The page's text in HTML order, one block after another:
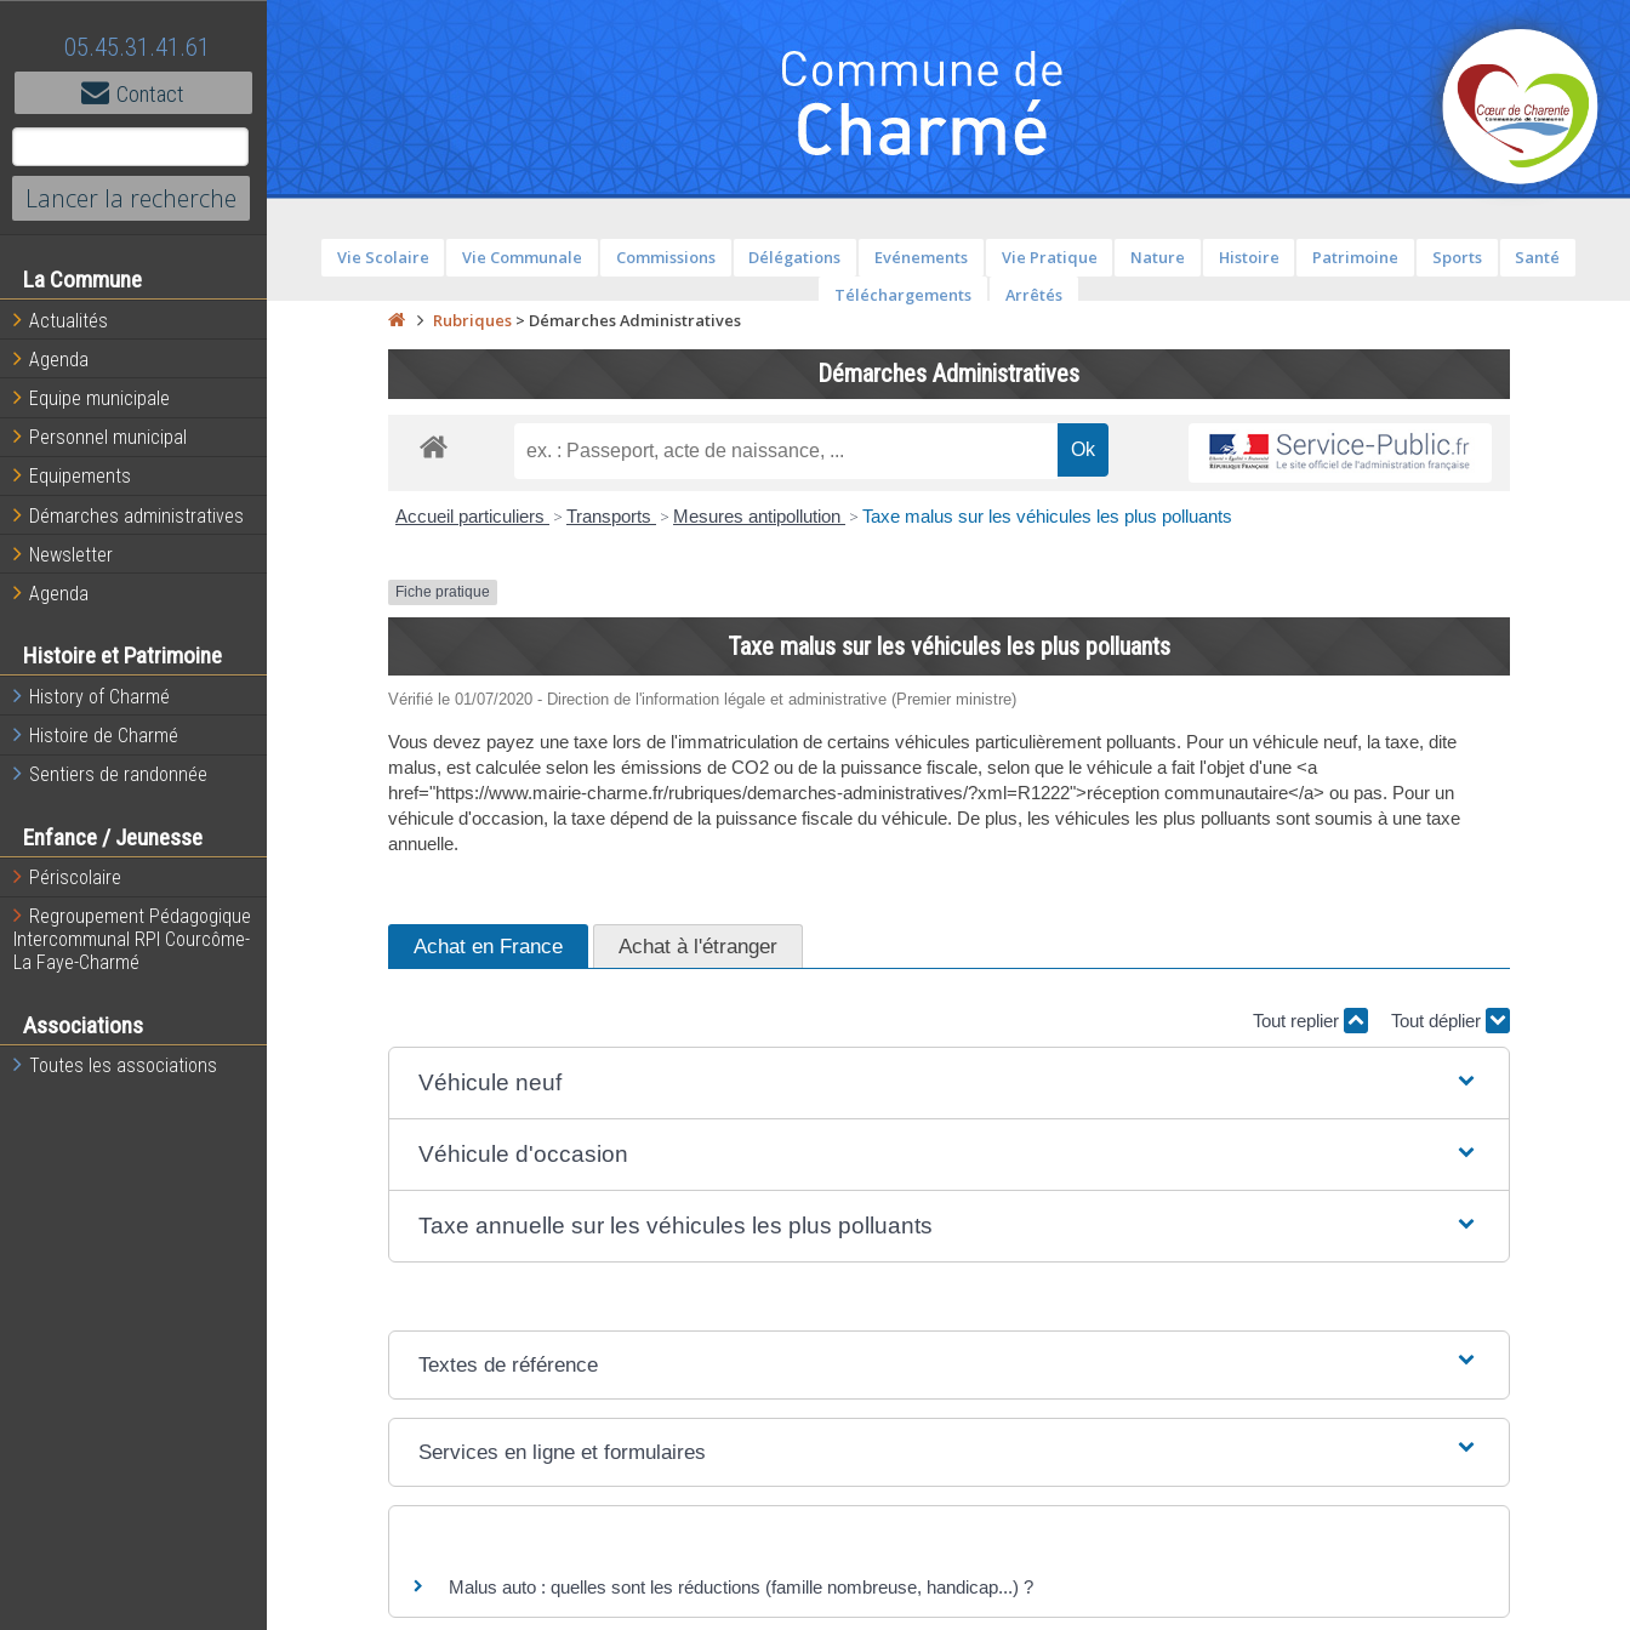
05.45.31.41.61
Contact
La Commune
Actualités
Agenda
Equipe municipale
Personnel municipal
Equipements
Démarches administratives
Newsletter
Agenda
Histoire et Patrimoine
History of Charmé
Histoire de Charmé
Sentiers de randonnée
Enfance / Jeunesse
Périscolaire
Regroupement Pédagogique
Intercommunal RPI Courcôme-
La Faye-Charmé
Associations
Toutes les associations
Vie Scolaire Vie Communale Commissions Délégations Evénements Vie Pratique Nature Histoire Patrimoine Sports
Santé
Téléchargements
Arrêtés
Rubriques> Démarches Administratives
Démarches Administratives
Accueil particuliers > Transports > Mesures antipollution > Taxe malus sur les véhicules les plus polluants
Fiche pratique
Taxe malus sur les véhicules les plus polluants
Vérifié le 01/07/2020 - Direction de l'information légale et administrative (Premier ministre)
Vous devez payez une taxe lors de l'immatriculation de certains véhicules particulièrement polluants. Pour un véhicule neuf, la taxe, dite
malus, est calculée selon les émissions de CO2 ou de la puissance fiscale, selon que le véhicule a fait l'objet d'une <a
href="https://www.mairie-charme.fr/rubriques/demarches-administratives/?xml=R1222">réception communautaire</a> ou pas. Pour un
véhicule d'occasion, la taxe dépend de la puissance fiscale du véhicule. De plus, les véhicules les plus polluants sont soumis à une taxe
annuelle.
Achat en France Achat à l'étranger
Tout replier Tout déplier
Véhicule neuf
Véhicule d'occasion
Taxe annuelle sur les véhicules les plus polluants
Textes de référence
Services en ligne et formulaires
Malus auto : quelles sont les réductions (famille nombreuse, handicap...) ?